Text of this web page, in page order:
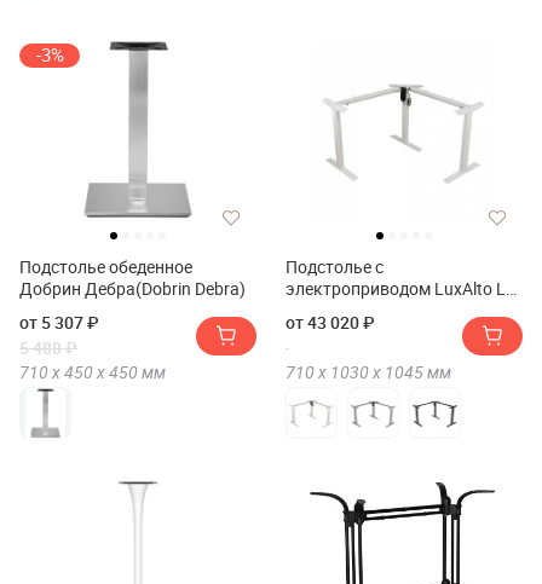
-3%
Подстолье обеденное
Добрин Дебра(Dobrin Debra)
от 5 307 ₽
5 488 ₽
710 х450 х450 мм
Подстолье с
электроприводом LuxAlto LA-
от 43 020 ₽
710 х 1030 х 1045мм